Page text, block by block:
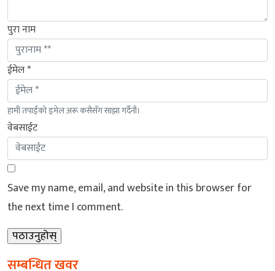
पुरा नाम
ईमेल *
हामी तपाईंको इमेल अरू कसैसँग साझा गर्दैनौं।
वेबसाईट
Save my name, email, and website in this browser for
the next time I comment.
सम्बन्धित खवर